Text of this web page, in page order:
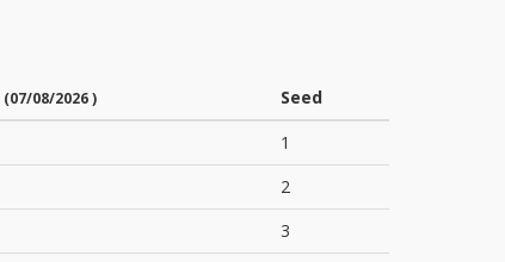
(07/08/2026 )
Seed
1
2
3